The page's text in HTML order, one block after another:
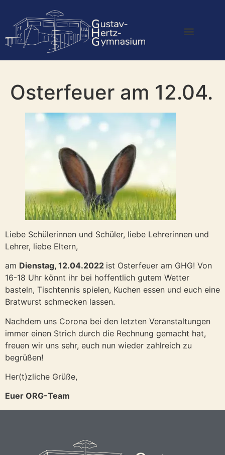
Osterfeuer am 12.04.
Liebe Schülerinnen und Schüler, liebe Lehrerinnen und
Lehrer, liebe Eltern,
am Dienstag, 12.04.2022 ist Osterfeuer am GHG! Von
16-18 Uhr könnt ihr bei hoffentlich gutem Wetter
basteln, Tischtennis spielen, Kuchen essen und euch eine
Bratwurst schmecken lassen.
Nachdem uns Corona bei den letzten Veranstaltungen
immer einen Strich durch die Rechnung gemacht hat,
freuen wir uns sehr, euch nun wieder zahlreich zu
begrüßen!
Her(t)zliche Grüße,
Euer ORG-Team